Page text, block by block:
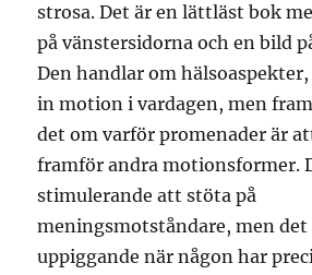
strosa. Det är en lättläst bok
på vänstersidorna och en bild
Den handlar om
in motion i vardagen, men
det om varför promenader är
framför andra motionsformer.
stimulerande att stöta på
meningsmotståndare, men
uppiggande när någon har